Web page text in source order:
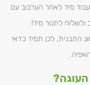
מיד לאחר הערבוב עם
לתנור מיד!
התבנית, לכן תמיד כדאי
העוגה?